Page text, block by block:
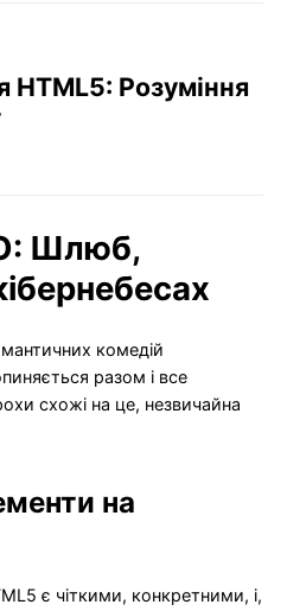
HTML5: Розуміння
Шлюб,
комедій
разом і все
схожі на це, незвичайна
на
є чіткими, конкретними, і,